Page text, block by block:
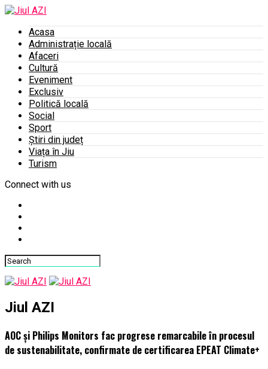
Acasa
Administrație locală
Afaceri
Cultură
Eveniment
Exclusiv
Politică locală
Social
Sport
Știri din județ
Viața în Jiu
Turism
Connect with us
Jiul AZI
AOC și Philips Monitors fac progrese remarcabile în procesul
de sustenabilitate, confirmate de certificarea EPEAT Climate+